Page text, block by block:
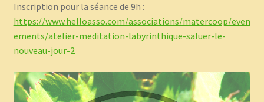
Inscription pour la séance de 9h :
https://www.helloasso.com/associations/matercoop/even
ements/atelier-meditation-labyrinthique-saluer-le-
nouveau-jour-2